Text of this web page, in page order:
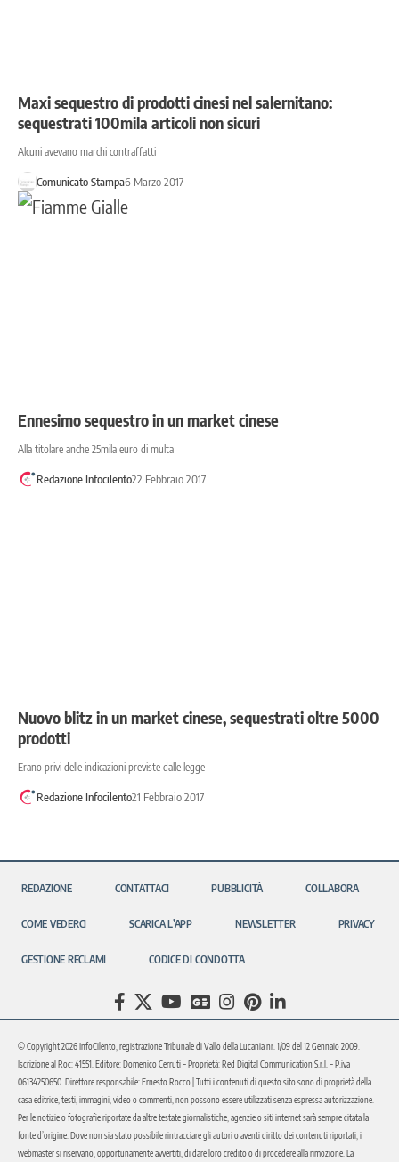
Maxi sequestro di prodotti cinesi nel salernitano:
sequestrati 100mila articoli non sicuri
Alcuni avevano marchi contraffatti
Comunicato Stampa6 Marzo 2017
Ennesimo sequestro in un market cinese
Alla titolare anche 25mila euro di multa
Redazione Infocilento22 Febbraio 2017
Nuovo blitz in un market cinese, sequestrati oltre 5000
prodotti
Erano privi delle indicazioni previste dalle legge
Redazione Infocilento21 Febbraio 2017
REDAZIONE CONTATTACI PUBBLICITÀ COLLABORA
COME VEDERCI SCARICA L’APP NEWSLETTER PRIVACY
GESTIONE RECLAMI CODICE DI CONDOTTA
© Copyright 2026 InfoCilento, registrazione Tribunale di Vallo della Lucania nr. 1/09 del 12 Gennaio 2009.
Iscrizione al Roc: 41551. Editore: Domenico Cerruti – Proprietà: Red Digital Communication S.r.l. – P.iva
06134250650. Direttore responsabile: Ernesto Rocco | Tutti i contenuti di questo sito sono di proprietà della
casa editrice, testi, immagini, video o commenti, non possono essere utilizzati senza espressa autorizzazione.
Per le notizie o fotografie riportate da altre testate giornalistiche, agenzie o siti internet sarà sempre citata la
fonte d’origine. Dove non sia stato possibile rintracciare gli autori o aventi diritto dei contenuti riportati, i
webmaster si riservano, opportunamente avvertiti, di dare loro credito o di procedere alla rimozione. La